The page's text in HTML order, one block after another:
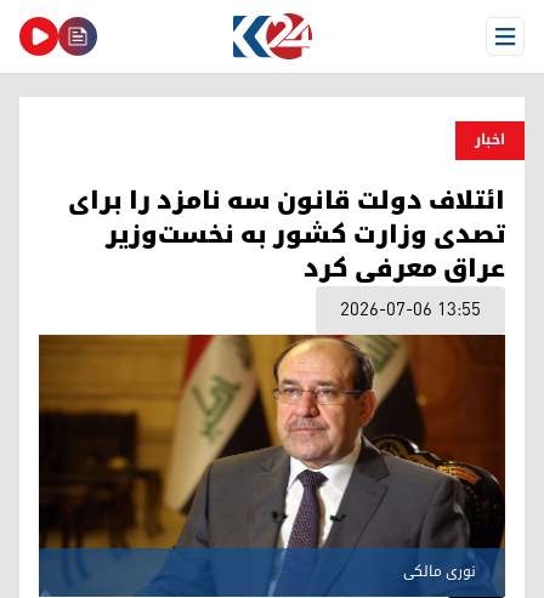
Open Menu
اخبار
ائتلاف دولت قانون سه نامزد را برای
تصدی وزارت کشور به نخست‌وزیر
عراق معرفی کرد
2026-07-06 13:55
نوری مالکی